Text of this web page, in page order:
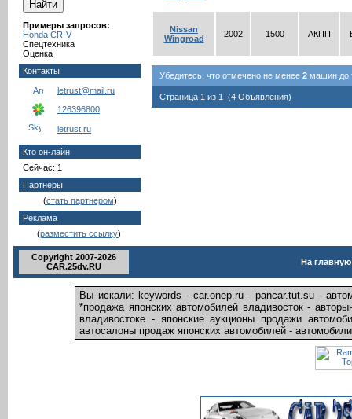
Примеры запросов:
Honda CR-V
Спецтехника
Оценка
Контакты
letrust@mail.ru
126396800
letrust.ru
Кто он-лайн
Сейчас: 1
Партнеры
(стать партнером)
Реклама
(разместить ссылку)
Nissan
Wingroad
2002 1500 АКПП
Убедитесь, что отмечено не менее 2 машин до
Страница 1 из 1 (4 Объявления)
Copyright 2007-2026
CAR.25dv.RU
На главную
Вы искали: keywords - car.onep.ru - pancar.tut.su -
*продажа японских автомобилей владивосток -
владивостоке - японские аукционы продажи
автосалоны продаж японских автомобилей -